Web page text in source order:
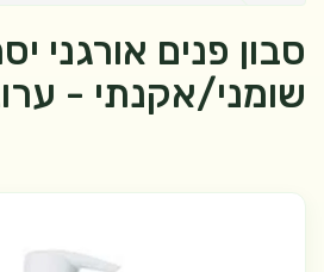
סבון פנים אורגני
שומני/אקנתי -